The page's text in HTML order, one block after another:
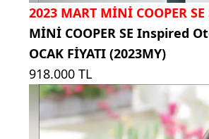
2023 MART MİNİ COOPER SE
MİNİ COOPER SE Inspired
OCAK FİYATI (2023MY)
918.000 TL